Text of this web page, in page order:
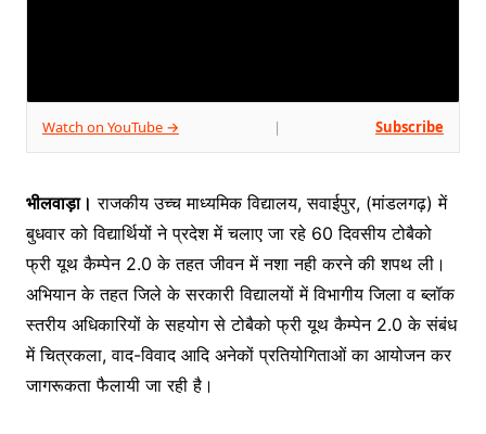
Watch on YouTube → | Subscribe
भीलवाड़ा। राजकीय उच्च माध्यमिक विद्यालय, सवाईपुर, (मांडलगढ़) में
बुधवार को विद्यार्थियों ने प्रदेश में चलाए जा रहे 60 दिवसीय टोबैको
फ्री यूथ कैम्पेन 2.0 के तहत जीवन में नशा नही करने की शपथ ली।
अभियान के तहत जिले के सरकारी विद्यालयों में विभागीय जिला व ब्लॉक
स्तरीय अधिकारियों के सहयोग से टोबैको फ्री यूथ कैम्पेन 2.0 के संबंध
में चित्रकला, वाद-विवाद आदि अनेकों प्रतियोगिताओं का आयोजन कर
जागरूकता फैलायी जा रही है।